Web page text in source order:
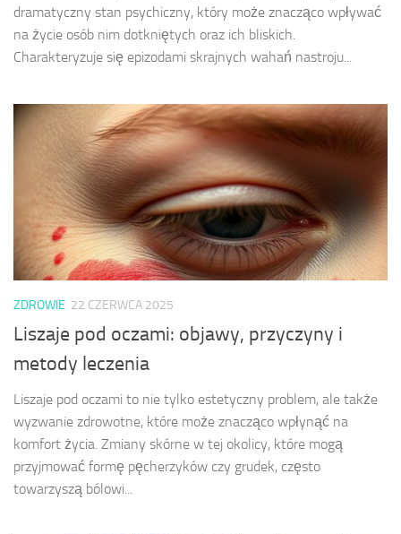
dramatyczny stan psychiczny, który może znacząco wpływać
na życie osób nim dotkniętych oraz ich bliskich.
Charakteryzuje się epizodami skrajnych wahań nastroju...
ZDROWIE 22 CZERWCA 2025
Liszaje pod oczami: objawy, przyczyny i
metody leczenia
Liszaje pod oczami to nie tylko estetyczny problem, ale także
wyzwanie zdrowotne, które może znacząco wpłynąć na
komfort życia. Zmiany skórne w tej okolicy, które mogą
przyjmować formę pęcherzyków czy grudek, często
towarzyszą bólowi...